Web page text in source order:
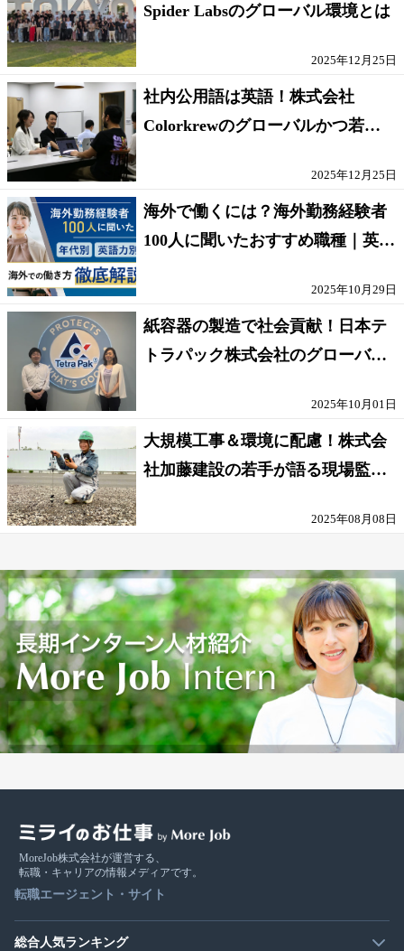
Spider Labsのグローバル環境とは
2025年12月25日
社内公用語は英語！株式会社
Colorkrewのグローバルかつ若手
2025年12月25日
海外で働くには？海外勤務経験者
100人に聞いたおすすめ職種｜英語
2025年10月29日
紙容器の製造で社会貢献！日本テ
トラパック株式会社のグローバル
2025年10月01日
大規模工事＆環境に配慮！株式会
社加藤建設の若手が語る現場監督
2025年08月08日
MoreJob株式会社が運営する、
転職・キャリアの情報メディアです。
転職エージェント・サイト
総合人気ランキング